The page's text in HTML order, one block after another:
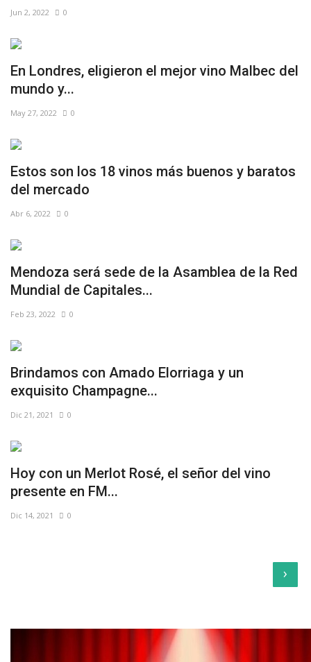
Jun 2, 2022 0
En Londres, eligieron el mejor vino Malbec del
mundo y...
May 27, 2022 0
Estos son los 18 vinos más buenos y baratos
del mercado
Abr 6, 2022 0
Mendoza será sede de la Asamblea de la Red
Mundial de Capitales...
Feb 23, 2022 0
Brindamos con Amado Elorriaga y un
exquisito Champagne...
Dic 21, 2021 0
Hoy con un Merlot Rosé, el señor del vino
presente en FM...
Dic 14, 2021 0
›